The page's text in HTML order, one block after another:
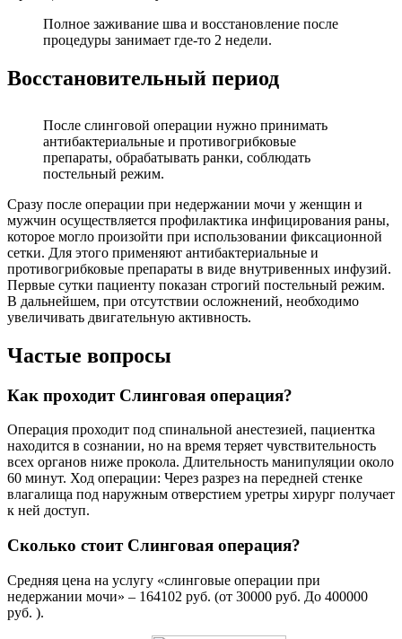
Полное заживание шва и восстановление после
процедуры занимает где-то 2 недели.
Восстановительный период
После слинговой операции нужно принимать
антибактериальные и противогрибковые
препараты, обрабатывать ранки, соблюдать
постельный режим.
Сразу после операции при недержании мочи у женщин и
мужчин осуществляется профилактика инфицирования раны,
которое могло произойти при использовании фиксационной
сетки. Для этого применяют антибактериальные и
противогрибковые препараты в виде внутривенных инфузий.
Первые сутки пациенту показан строгий постельный режим.
В дальнейшем, при отсутствии осложнений, необходимо
увеличивать двигательную активность.
Частые вопросы
Как проходит Слинговая операция?
Операция проходит под спинальной анестезией, пациентка
находится в сознании, но на время теряет чувствительность
всех органов ниже прокола. Длительность манипуляции около
60 минут. Ход операции: Через разрез на передней стенке
влагалища под наружным отверстием уретры хирург получает
к ней доступ.
Сколько стоит Слинговая операция?
Средняя цена на услугу «слинговые операции при
недержании мочи» – 164102 руб. (от 30000 руб. До 400000
руб. ).